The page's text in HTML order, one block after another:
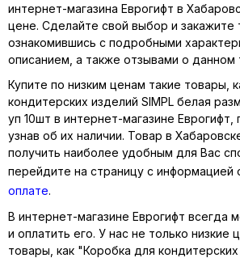
интернет-магазина Еврогифт в
цене. Сделайте свой выбор и закажите
ознакомившись с подробными
описанием, а также отзывами о данном
Купите по низким ценам такие товары,
кондитерских изделий SIMPL белая
уп 10шт в интернет-магазине Еврогифт,
узнав об их наличии. Товар в
получить наиболее удобным для Вас
перейдите на страницу с информацией
оплате.
В интернет-магазине Еврогифт всегда
и оплатить его. У нас не только низкие
товары, как "Коробка для кондитерских